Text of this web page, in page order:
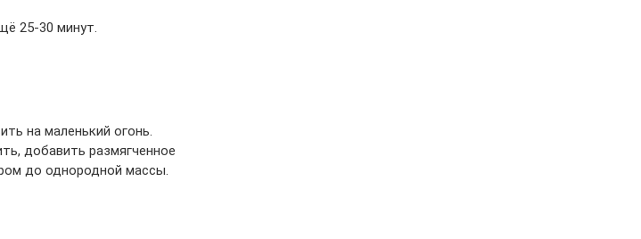
25-30 минут.
на маленький огонь.
добавить размягченное
до однородной массы.